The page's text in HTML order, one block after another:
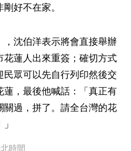
好不在家。
沈伯洋表示將會直接舉辦
蓮人出來重簽；確切方式
眾可以先自行列印然後交
，最後他喊話：「真正有
過，拼了。請全台灣的花
時間